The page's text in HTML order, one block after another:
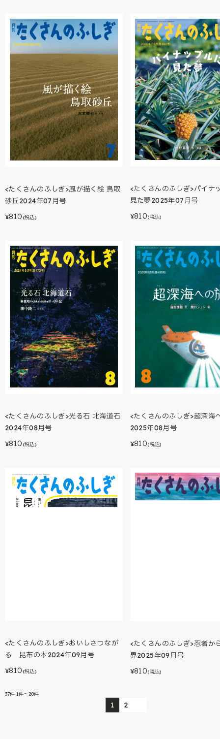
<たくさんのふしぎ>風が描く絵 鳥取
砂丘2024年07月号
¥810 (税込)
<たくさんのふしぎ>パイナ
見た夢2025年07月号
¥810(税込)
<たくさんのふしぎ>光る石 北海道石
2024年08月号
¥810 (税込)
<たくさんのふしぎ>超深海
2025年08月号
¥810(税込)
<たくさんのふしぎ>おいしさつなが
る 昆布の本2024年09月号
¥810 (税込)
<たくさんのふしぎ>忍者か
界2025年09月号
¥810(税込)
37件 1件～20件
1 2